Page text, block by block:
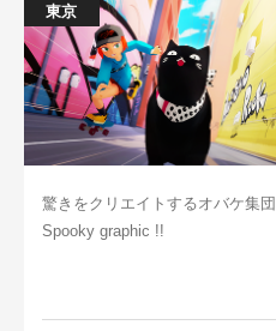
東京
驚きをクリエイトするオバケ集団
Spooky graphic !!